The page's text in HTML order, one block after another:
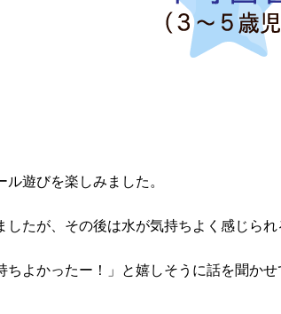
遊びを楽しみました。
たが、その後は水が気持ちよく感じられ
ちよかったー！」と嬉しそうに話を聞かせ